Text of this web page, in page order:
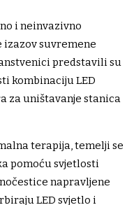
i neinvazivno
izazov suvremene
predstavili su
kombinaciju LED
za uništavanje stanica
terapija, temelji se
pomoću svjetlosti
napravljene
LED svjetlo i